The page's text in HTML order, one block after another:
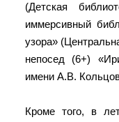
(Детская
иммерсивный
узора»
непосед (6+)
имени А.В.
Кроме того, в